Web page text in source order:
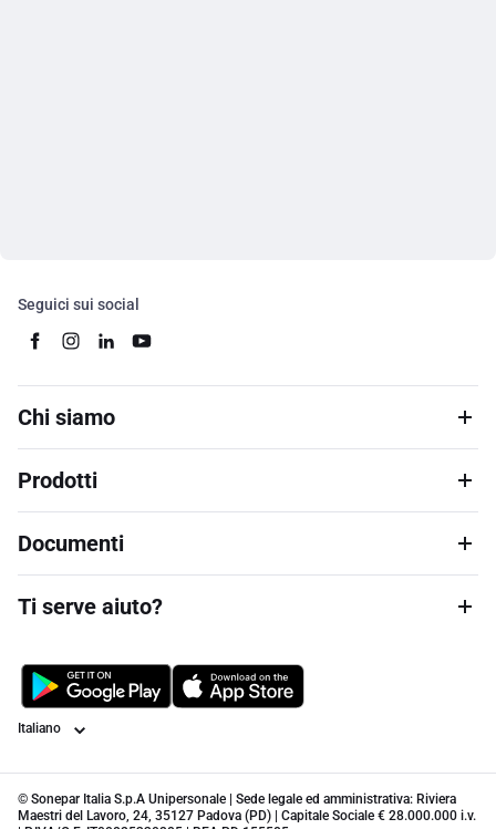
Seguici sui social
Chi siamo
Prodotti
Documenti
Ti serve aiuto?
Lingua
© Sonepar Italia S.p.A Unipersonale | Sede legale ed amministrativa: Riviera
Maestri del Lavoro, 24, 35127 Padova (PD) | Capitale Sociale € 28.000.000 i.v.